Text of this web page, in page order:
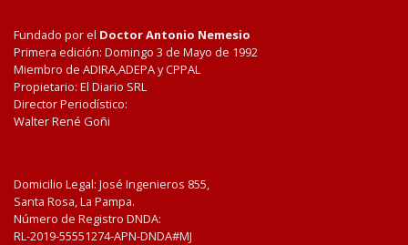
Fundado por el Doctor Antonio Nemesio
Primera edición: Domingo 3 de Mayo de 1992
Miembro de ADIRA,ADEPA y CPPAL
Propietario: El Diario SRL
Director Periodístico:
Walter René Goñi
Domicilio Legal: José Ingenieros 855,
Santa Rosa, La Pampa.
Número de Registro DNDA:
RL-2019-55551274-APN-DNDA#MJ